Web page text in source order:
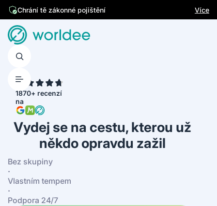
Chrání tě zákonné pojištění
Jsme česká firma Více
1870+ recenzí
na
Vydej se na cestu, kterou už
někdo opravdu zažil
Bez skupiny
·
Vlastním tempem
·
Podpora 24/7